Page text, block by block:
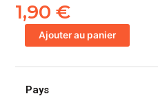
1,90€
quantité
de
VINAY,
Ajouter au panier
Pays